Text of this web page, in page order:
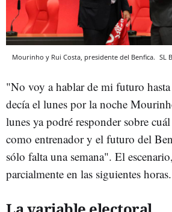
Mourinho y Rui Costa, presidente del Benfica. SL
"No voy a hablar de mi futuro
decía el lunes por la noche
lunes ya podré responder sobre
como entrenador y el futuro del
sólo falta una semana". El
parcialmente en las siguientes horas.